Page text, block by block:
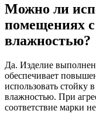
Можно ли
помещениях
влажностью?
Да. Изделие
обеспечивает
использовать
влажностью. При
соответствие марки